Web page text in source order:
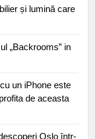
și lumină care
„Backrooms” in
un iPhone este
de aceasta
Oslo într-